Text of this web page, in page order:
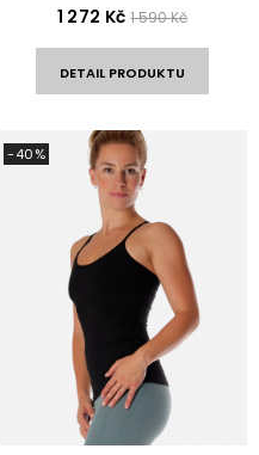
1 272 Kč 1 590 Kč
DETAIL PRODUKTU
-40%